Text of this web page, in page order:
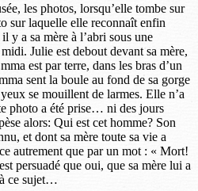
les photos, lorsqu’elle tombe sur
sur laquelle elle reconnaît enfin
y a sa mère à l’abri sous une
Julie est debout devant sa mère,
est par terre, dans les bras d’un
sent la boule au fond de sa gorge
se mouillent de larmes. Elle n’a
photo a été prise… ni des jours
alors: Qui est cet homme? Son
et dont sa mère toute sa vie a
autrement que par un mot : « Mort!
persuadé que oui, que sa mère lui a
ce sujet…